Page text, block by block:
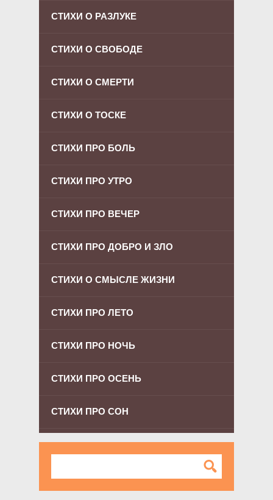
СТИХИ О РАЗЛУКЕ
СТИХИ О СВОБОДЕ
СТИХИ О СМЕРТИ
СТИХИ О ТОСКЕ
СТИХИ ПРО БОЛЬ
СТИХИ ПРО УТРО
СТИХИ ПРО ВЕЧЕР
СТИХИ ПРО ДОБРО И ЗЛО
СТИХИ О СМЫСЛЕ ЖИЗНИ
СТИХИ ПРО ЛЕТО
СТИХИ ПРО НОЧЬ
СТИХИ ПРО ОСЕНЬ
СТИХИ ПРО СОН